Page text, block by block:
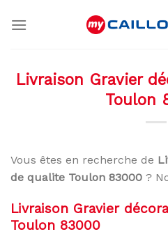
Livraison Gravier
Toulon
Vous êtes en recherche de
de qualite Toulon 83000 ?
Livraison Gravier
Toulon 83000